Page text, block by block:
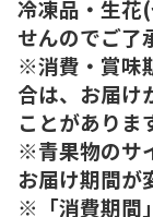
冷凍品・生花
せんのでご了
※消費・賞味
合は、お届け
ことがありま
※青果物のサ
お届け期間が
※「消費期間